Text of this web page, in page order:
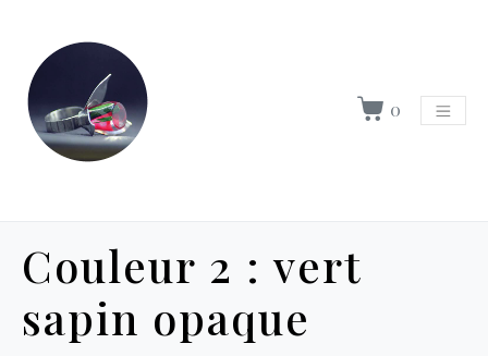
0
Couleur 2 :vert
sapin opaque